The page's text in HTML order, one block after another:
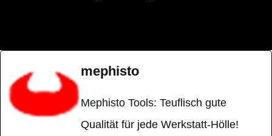
mephisto
Mephisto Tools: Teuflisch gute
Qualität für jede Werkstatt-Hölle!